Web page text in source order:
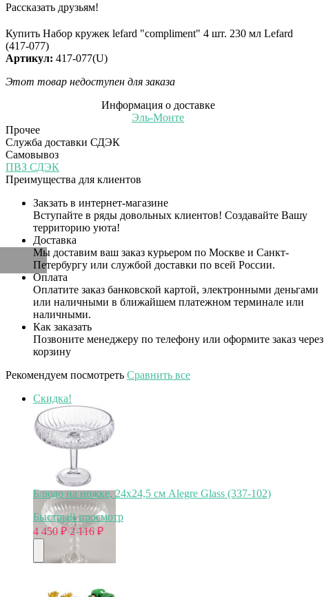
Рассказать друзьям!
Купить Набор кружек lefard "compliment" 4 шт. 230 мл Lefard
(417-077)
Артикул: 417-077(U)
Этот товар недоступен для заказа
Информация о доставке
Эль-Монте
Прочее
Служба доставки СДЭК
Самовывоз
ПВЗ СДЭК
Преимущества для клиентов
Закзать в интернет-магазине
Вступайте в ряды довольных клиентов! Создавайте Вашу
территорию уюта!
Доставка
Мы доставим ваш заказ курьером по Москве и Санкт-
Петербургу или службой доставки по всей России.
Оплата
Оплатите заказ банковской картой, электронными деньгами
или наличными в ближайшем платежном терминале или
наличными.
Как заказать
Позвоните менеджеру по телефону или оформите заказ через
корзину
Рекомендуем посмотреть Сравнить все
Скидка!
Блюдо на ножке, 24х24,5 см Alegre Glass (337-102)
Быстрый просмотр
4 450 ₽ 2 116 ₽